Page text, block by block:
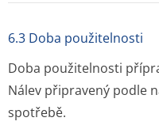
6.3 Doba použitelnosti
Doba použitelnosti
Nálev připravený podle
spotřebě.